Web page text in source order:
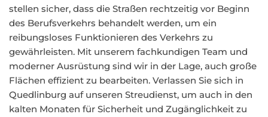
stellen sicher, dass die Straßen rechtzeitig vor Beginn
des Berufsverkehrs behandelt werden, um ein
reibungsloses Funktionieren des Verkehrs zu
gewährleisten. Mit unserem fachkundigen Team und
moderner Ausrüstung sind wir in der Lage, auch große
Flächen effizient zu bearbeiten. Verlassen Sie sich in
Quedlinburg auf unseren Streudienst, um auch in den
kalten Monaten für Sicherheit und Zugänglichkeit zu